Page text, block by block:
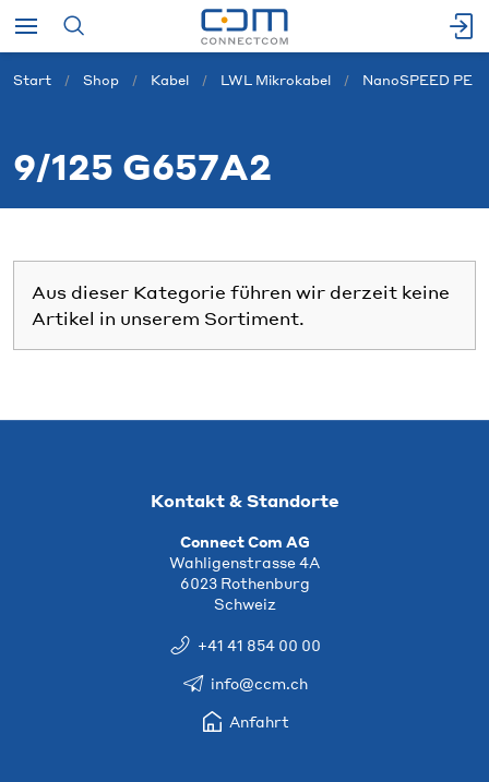
Start Shop Kabel LWL Mikrokabel NanoSPEED PE
9/125 G657A2
Aus dieser Kategorie führen wir derzeit keine
Artikel in unserem Sortiment.
Kontakt & Standorte
Connect Com AG
Wahligenstrasse 4A
6023 Rothenburg
Schweiz
+41 41 854 00 00
info@ccm.ch
Anfahrt